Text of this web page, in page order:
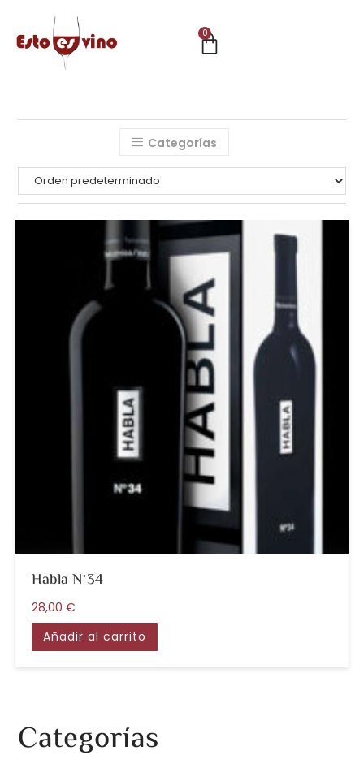
0
Categorías
Habla Nº34
28,00 €
Añadir al carrito
Categorías